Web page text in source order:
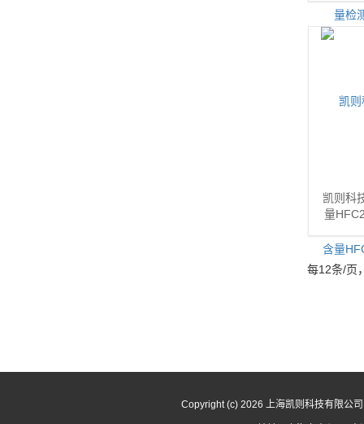
凯则科
量
每12条/页
Copyright (c) 2026 上海凯则科技有限公